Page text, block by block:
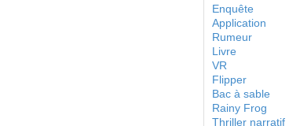
Enquête
Application
Rumeur
Livre
VR
Flipper
Bac à sable
Rainy Frog
Thriller narratif